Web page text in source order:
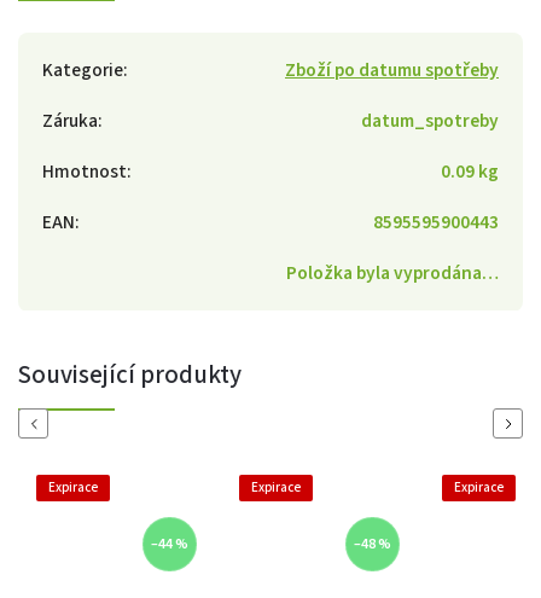
Kategorie:
Zboží po datumu spotřeby
Záruka:
datum_spotreby
Hmotnost:
0.09 kg
EAN:
8595595900443
Položka byla vyprodána…
Související produkty
Previous
Expirace
–44 %
Expirace
–48 %
Expirace
Next